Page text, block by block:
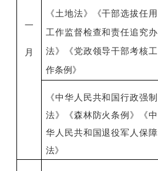
一
月
《土地法》 《干部选拔任用
工作监督检查和责任追究办
法》《党政领导干部考核工
作条例》
《中华人民共和国行政强制
法》《森林防火条例》《中
华人民共和国退役军人保障
法》